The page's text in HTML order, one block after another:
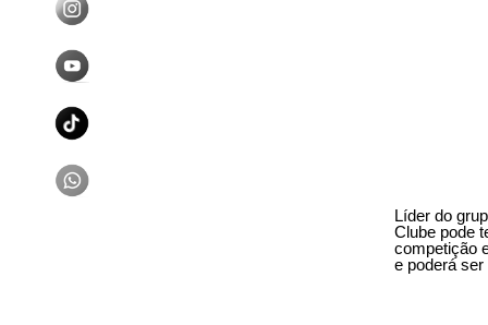
Líder do
Clube pode
competição
e poderá ser